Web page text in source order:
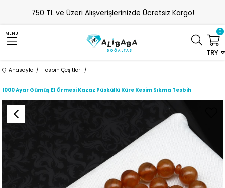
750 TL ve Üzeri Alışverişlerinizde Ücretsiz Kargo!
MENU
TRY
0
Anasayfa Tesbih Çeşitleri
1000 Ayar Gümüş El Örmesi Kazaz Püsküllü Küre Kesim Sıkma Tesbih